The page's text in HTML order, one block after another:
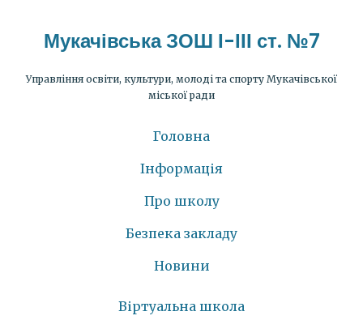
Мукачівська ЗОШ І-ІІІ ст. №7
Управління освіти, культури, молоді та спорту Мукачівської
міської ради
Головна
Інформація
Про школу
Безпека закладу
Новини
Віртуальна школа